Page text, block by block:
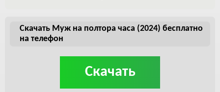
Скачать Муж на полтора часа (2024) бесплатно
на телефон
Скачать